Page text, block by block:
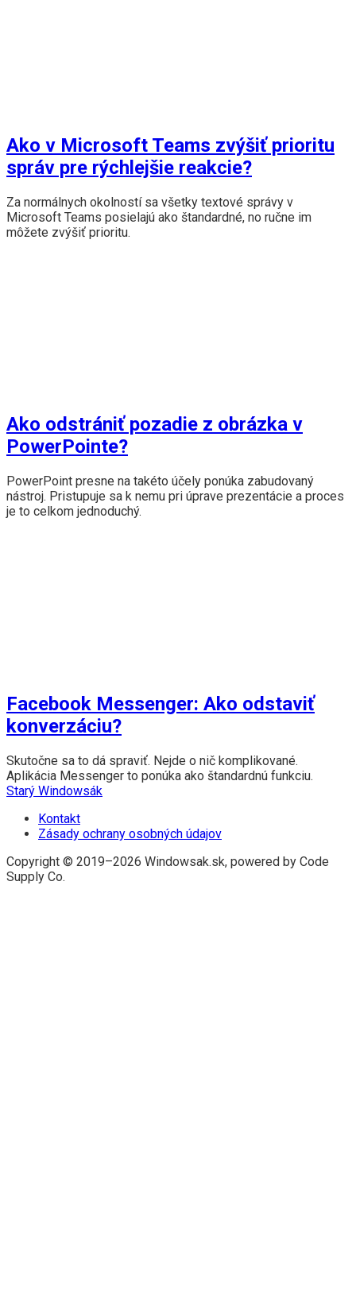
Ako v Microsoft Teams zvýšiť prioritu
správ pre rýchlejšie reakcie?
Za normálnych okolností sa všetky textové správy v
Microsoft Teams posielajú ako štandardné, no ručne im
môžete zvýšiť prioritu.
Ako odstrániť pozadie z obrázka v
PowerPointe?
PowerPoint presne na takéto účely ponúka zabudovaný
nástroj. Pristupuje sa k nemu pri úprave prezentácie a proces
je to celkom jednoduchý.
Facebook Messenger: Ako odstaviť
konverzáciu?
Skutočne sa to dá spraviť. Nejde o nič komplikované.
Aplikácia Messenger to ponúka ako štandardnú funkciu.
Starý Windowsák
Kontakt
Zásady ochrany osobných údajov
Copyright © 2019–2026 Windowsak.sk, powered by Code
Supply Co.